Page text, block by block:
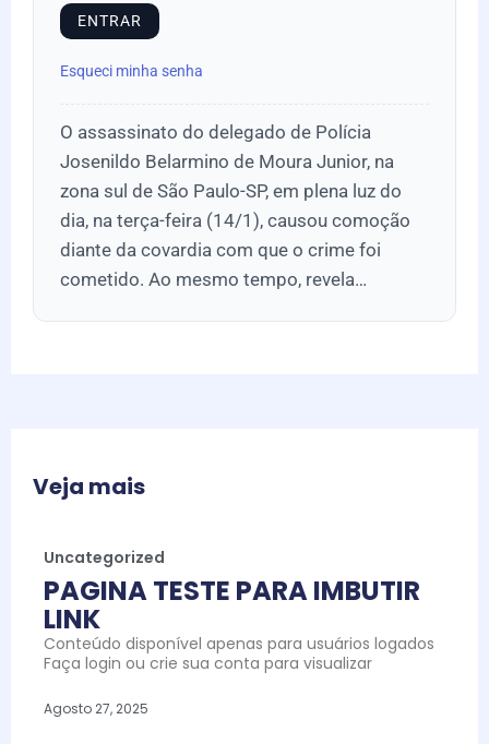
Esqueci minha senha
O assassinato do delegado de Polícia
Josenildo Belarmino de Moura Junior, na
zona sul de São Paulo-SP, em plena luz do
dia, na terça-feira (14/1), causou comoção
diante da covardia com que o crime foi
cometido. Ao mesmo tempo, revela…
Veja mais
Uncategorized
PAGINA TESTE PARA IMBUTIR
LINK
Conteúdo disponível apenas para usuários logados
Faça login ou crie sua conta para visualizar
Agosto 27, 2025